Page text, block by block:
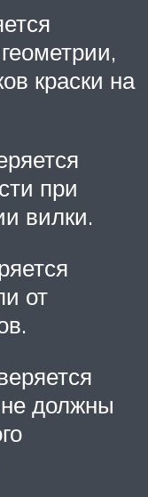
краски на
при
вилки.
от
должны